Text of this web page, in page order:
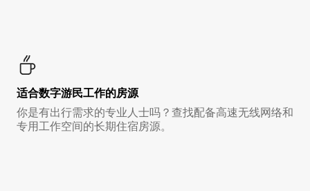
适合数字游民工作的房源
你是有出行需求的专业人士吗？查找配备高速无线网络和
专用工作空间的长期住宿房源。